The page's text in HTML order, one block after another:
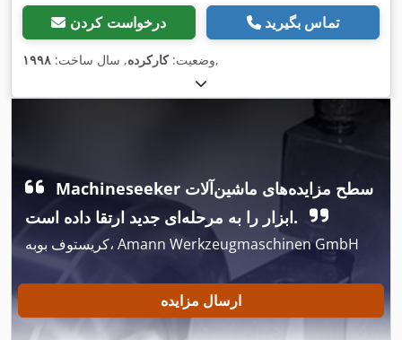
درخواست کردن تماس بگیرید
وضعیت:کارکرده, سال ساخت: ۱۹۹۸ ,
Machineseeker سطح مزایده‌های ماشین‌آلات
ابزار را به مرحله‌ای جدید ارتقا داده است.
کریستوف بوبه، Amann Werkzeugmaschinen GmbH
ارسال مزایده